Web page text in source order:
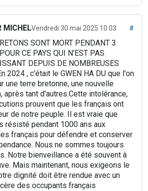
MICHELVendredi 30 mai 2025 10:03 #
SONT MORT PENDANT 3
CE PAYS QUI N'EST PAS
DEPUIS DE NOMBREUSES
2024 , c'était le GWEN HA DU que l'on
une terre bretonne, une nouvelle
après tant d'autres.Cette intolérance,
prouvent que les français ont
de notre peuple. Il est vraie que
résisté pendant 1000 ans aux
français pour défendre et conserver
Nous ne sommes toujours
Notre bienveillance a été souvent à
Mais maintenant, nous exigeons le
dignité doit être rendue avec un
des occupants français